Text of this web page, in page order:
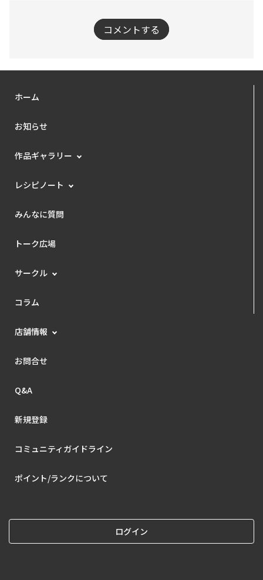
コメントする
ホーム
お知らせ
作品ギャラリー
レシピノート
みんなに質問
トーク広場
サークル
コラム
店舗情報
お問合せ
Q&A
新規登録
コミュニティガイドライン
ポイント/ランクについて
ログイン